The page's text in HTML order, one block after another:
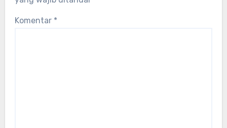
Komentar *